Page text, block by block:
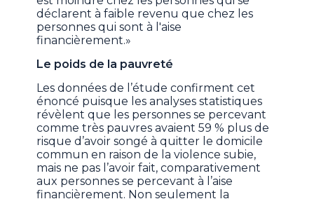
déclarent à faible revenu que chez les
personnes qui sont à l'aise
financièrement.»
Le poids de la pauvreté
Les données de l’étude confirment cet
énoncé puisque les analyses statistiques
révèlent que les personnes se percevant
comme très pauvres avaient 59 % plus de
risque d’avoir songé à quitter le domicile
commun en raison de la violence subie,
mais ne pas l’avoir fait, comparativement
aux personnes se percevant à l’aise
financièrement. Non seulement la